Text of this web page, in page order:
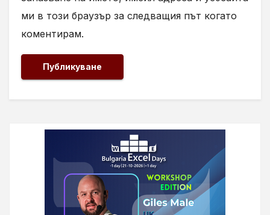
ми в този браузър за следващия път когато
коментирам.